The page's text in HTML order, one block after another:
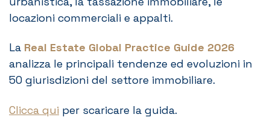
locazioni commerciali e appalti.
La Real Estate Global Practice Guide 2026
analizza le principali tendenze ed evoluzioni in
50 giurisdizioni del settore immobiliare.
Clicca qui per scaricare la guida.